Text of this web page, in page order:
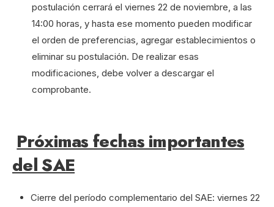
postulación cerrará el viernes 22 de noviembre, a las
14:00 horas, y hasta ese momento pueden modificar
el orden de preferencias, agregar establecimientos o
eliminar su postulación. De realizar esas
modificaciones, debe volver a descargar el
comprobante.
Próximas fechas importantes
del SAE
Cierre del período complementario del SAE: viernes 22